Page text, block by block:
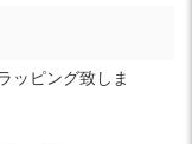
ッピング致しま